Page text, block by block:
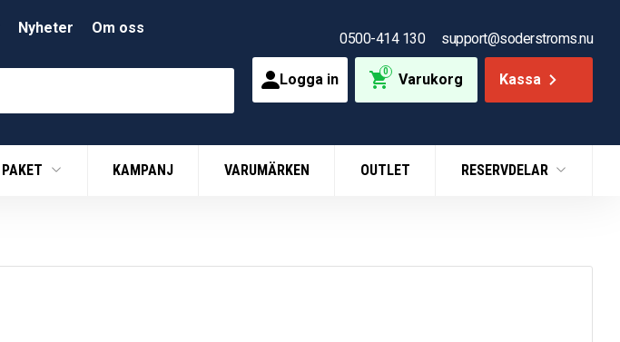
Nyheter
Om oss
0500-414 130 support@soderstroms.nu
Logga in 0 Varukorg Kassa
PAKET KAMPANJ VARUMÄRKEN OUTLET RESERVDELAR